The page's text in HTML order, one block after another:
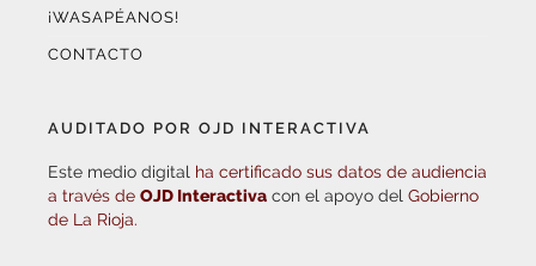
¡WASAPÉANOS!
CONTACTO
AUDITADO POR OJD INTERACTIVA
Este medio digital ha certificado sus datos de audiencia
a través de OJD Interactiva con el apoyo del Gobierno
de La Rioja.